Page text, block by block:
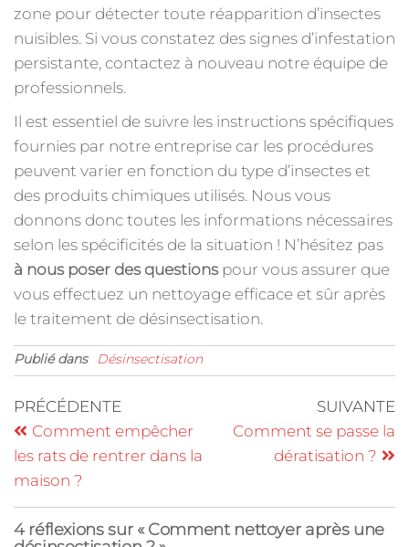
zone pour détecter toute réapparition d’insectes
nuisibles. Si vous constatez des signes d’infestation
persistante, contactez à nouveau notre équipe de
professionnels.
Il est essentiel de suivre les instructions spécifiques
fournies par notre entreprise car les procédures
peuvent varier en fonction du type d’insectes et
des produits chimiques utilisés. Nous vous
donnons donc toutes les informations nécessaires
selon les spécificités de la situation ! N’hésitez pas
à nous poser des questionspour vous assurer que
vous effectuez un nettoyage efficace et sûr après
le traitement de désinsectisation.
Publié dans Désinsectisation
PRÉCÉDENTE
Comment empêcher
les rats de rentrer dans la
maison ?
SUIVANTE
Comment se passe la
dératisation ?
4 réflexions sur « Comment nettoyer après une